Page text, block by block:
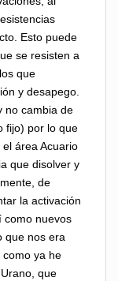
Esto puede
se resisten a
que
y desapego.
no cambia de
fijo) por lo que
área Acuario
que disolver y
de
la activación
como nuevos
que nos era
como ya he
que